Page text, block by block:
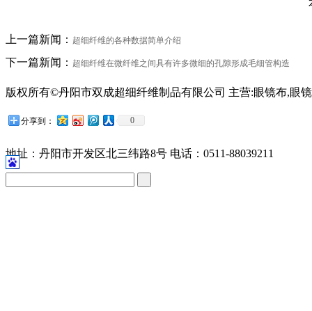
上一篇新闻： 超细纤维的各种数据简单介绍
下一篇新闻： 超细纤维在微纤维之间具有许多微细的孔隙形成毛细管构造
版权所有©丹阳市双成超细纤维制品有限公司 主营:眼镜布,眼
分享到： 0
地址：丹阳市开发区北三纬路8号 电话：0511-88039211